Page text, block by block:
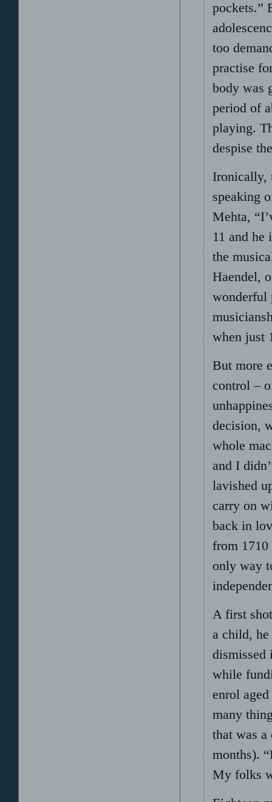
pockets.”
too
practise
body was
period of
playing.
despise
Ironically,
speaking
Mehta,
11 and he
the
Haendel,
wonderful
when just
But more
control –
decision,
whole
and I
lavished
carry on
back in
from 1710
only way
A first
a child,
dismissed
while
enrol
many
that was a
months).
My folks